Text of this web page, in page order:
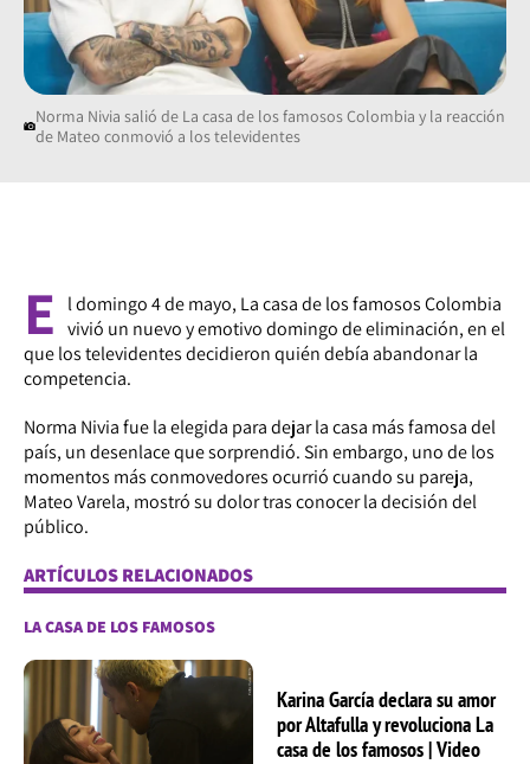
Norma Nivia salió de La casa de los famosos Colombia y la reacción
de Mateo conmovió a los televidentes
E
l domingo 4 de mayo, La casa de los famosos Colombia
vivió un nuevo y emotivo domingo de eliminación, en el
que los televidentes decidieron quién debía abandonar la
competencia.
Norma Nivia fue la elegida para dejar la casa más famosa del
país, un desenlace que sorprendió. Sin embargo, uno de los
momentos más conmovedores ocurrió cuando su pareja,
Mateo Varela, mostró su dolor tras conocer la decisión del
público.
ARTÍCULOS RELACIONADOS
LA CASA DE LOS FAMOSOS
Karina García declara su amor
por Altafulla y revoluciona La
casa de los famosos | Video